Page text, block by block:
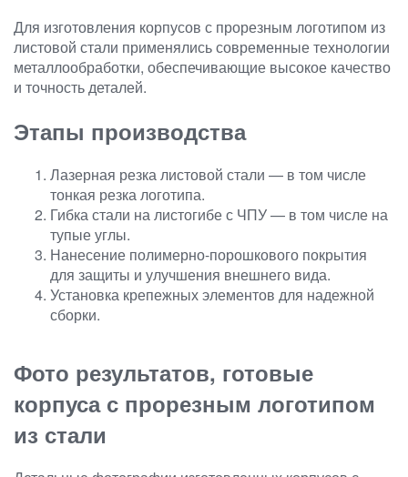
Для изготовления корпусов с прорезным логотипом из
листовой стали применялись современные технологии
металлообработки, обеспечивающие высокое качество
и точность деталей.
Этапы производства
Лазерная резка листовой стали — в том числе
тонкая резка логотипа.
Гибка стали на листогибе с ЧПУ — в том числе на
тупые углы.
Нанесение полимерно-порошкового покрытия
для защиты и улучшения внешнего вида.
Установка крепежных элементов для надежной
сборки.
Фото результатов, готовые
корпуса с прорезным логотипом
из стали